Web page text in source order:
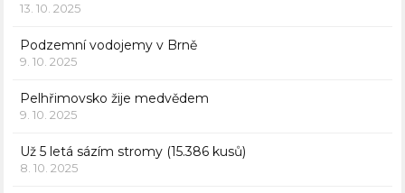
13. 10. 2025
Podzemní vodojemy v Brně
9. 10. 2025
Pelhřimovsko žije medvědem
9. 10. 2025
Už 5 letá sázím stromy (15.386 kusů)
8. 10. 2025